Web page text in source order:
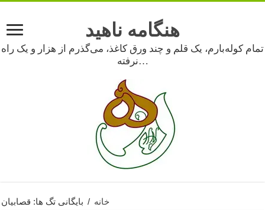
هنگامه ناهید
تمام کوله‌بارم، یک قلم و چند ورق کاغذ، می‌گذرم از هزار و یک راه
نرفته…
خانه / بایگانی تگ ها: قصابیان